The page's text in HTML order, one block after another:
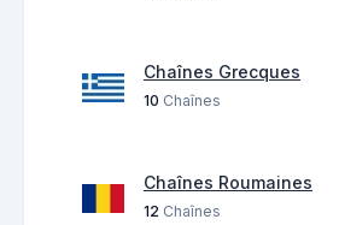
Chaînes Grecques
10 Chaînes
Chaînes Roumaines
12 Chaînes